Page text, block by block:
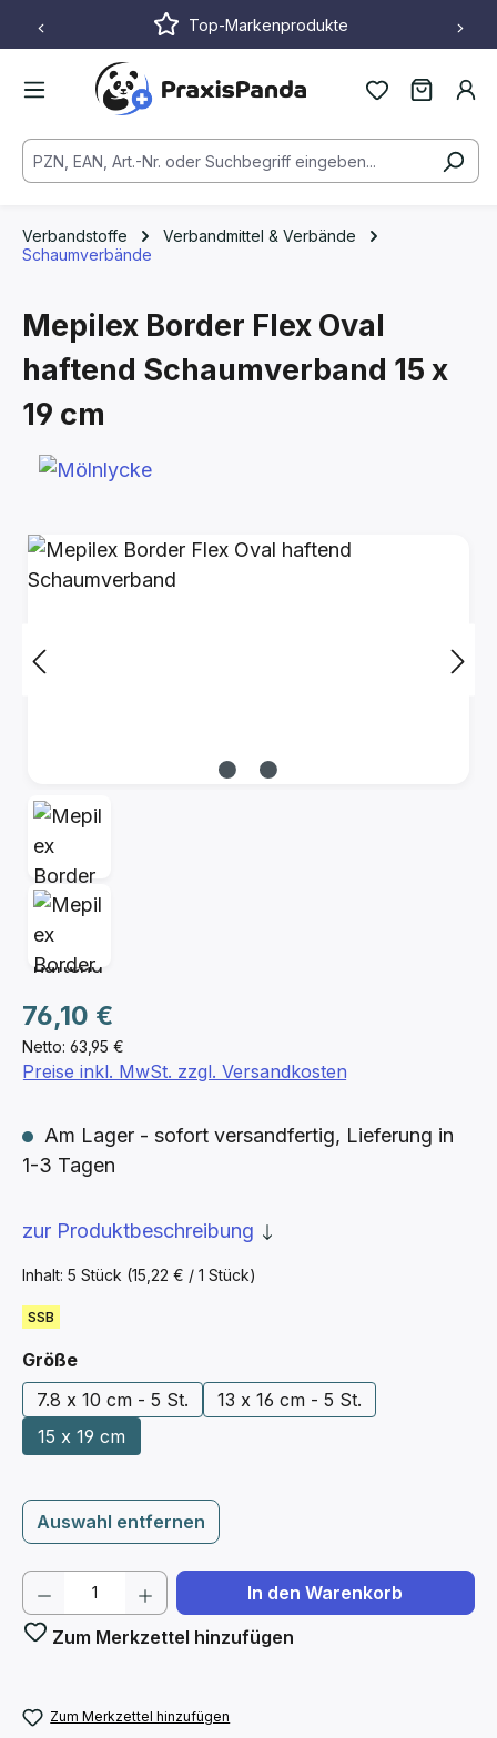
Zum Hauptinhalt springenTop-Markenprodukte
Verbandstoffe
Verbandmittel & Verbände
Schaumverbände
Mepilex Border Flex Oval
haftend Schaumverband 15 x
19 cm
Bildergalerie überspringen
Netto: 63,95 €
Regulärer Preis:
76,10 €
Inhalt: 5 Stück (15,22 € / 1 Stück)
Preise inkl. MwSt. zzgl. Versandkosten
Am Lager - sofort versandfertig, Lieferung in
1-3 Tagen
SSB
zur Produktbeschreibung
Größeauswählen
7.8 x 10 cm - 5 St.
13 x 16 cm - 5 St.
15 x 19 cm
Auswahl entfernen
Produkt Anzahl: Gib den gewünschten
In den Warenkorb
Zum Merkzettel hinzufügen
Zum Merkzettel hinzufügen